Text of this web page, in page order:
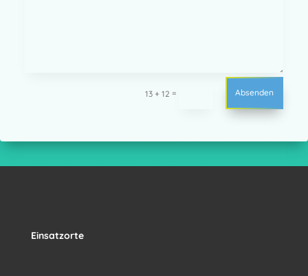
13 + 12 = Absenden
Einsatzorte